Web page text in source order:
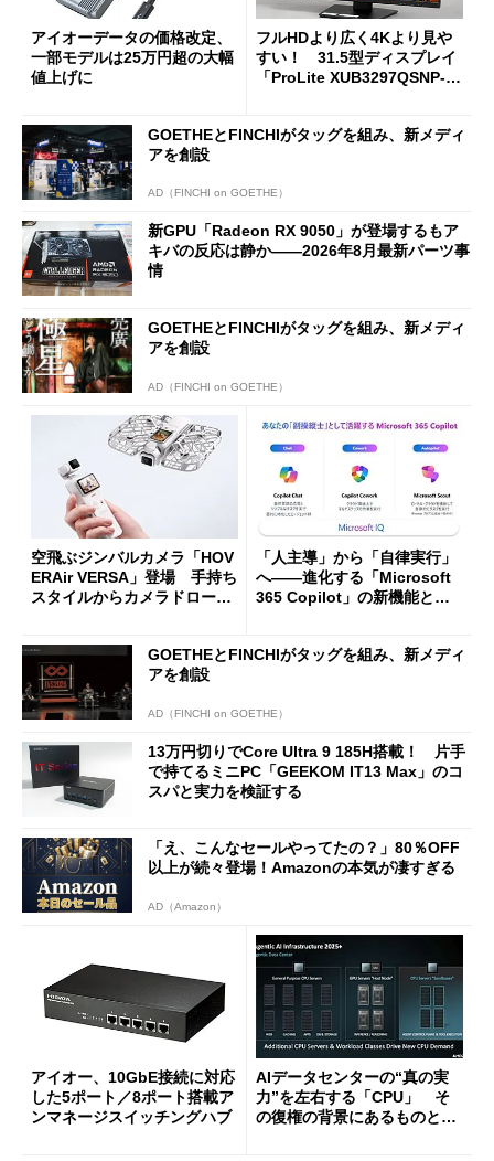
アイオーデータの価格改定、
一部モデルは25万円超の大幅
値上げに
フルHDより広く4Kより見や
すい！ 31.5型ディスプレイ
「ProLite XUB3297QSNP-B
GOETHEとFINCHIがタッグを組み、新メディ
アを創設
AD（FINCHI on GOETHE）
新GPU「Radeon RX 9050」が登場するもア
キバの反応は静か――2026年8月最新パーツ事
情
GOETHEとFINCHIがタッグを組み、新メディ
アを創設
AD（FINCHI on GOETHE）
空飛ぶジンバルカメラ「HOV
ERAir VERSA」登場 手持ち
スタイルからカメラドローン
「人主導」から「自律実行」
へ――進化する「Microsoft
365 Copilot」の新機能とエ
GOETHEとFINCHIがタッグを組み、新メディ
アを創設
AD（FINCHI on GOETHE）
13万円切りでCore Ultra 9 185H搭載！ 片手
で持てるミニPC「GEEKOM IT13 Max」のコ
スパと実力を検証する
「え、こんなセールやってたの？」80％OFF
以上が続々登場！Amazonの本気が凄すぎる
AD（Amazon）
アイオー、10GbE接続に対応
した5ポート／8ポート搭載ア
ンマネージスイッチングハブ
AIデータセンターの“真の実
力”を左右する「CPU」 そ
の復権の背景にあるものと